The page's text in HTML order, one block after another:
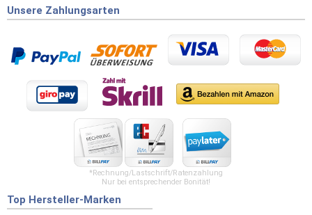
Unsere Zahlungsarten
*Rechnung/Lastschrift/Ratenzahlung
Nur bei entsprechender Bonität!
Top Hersteller-Marken